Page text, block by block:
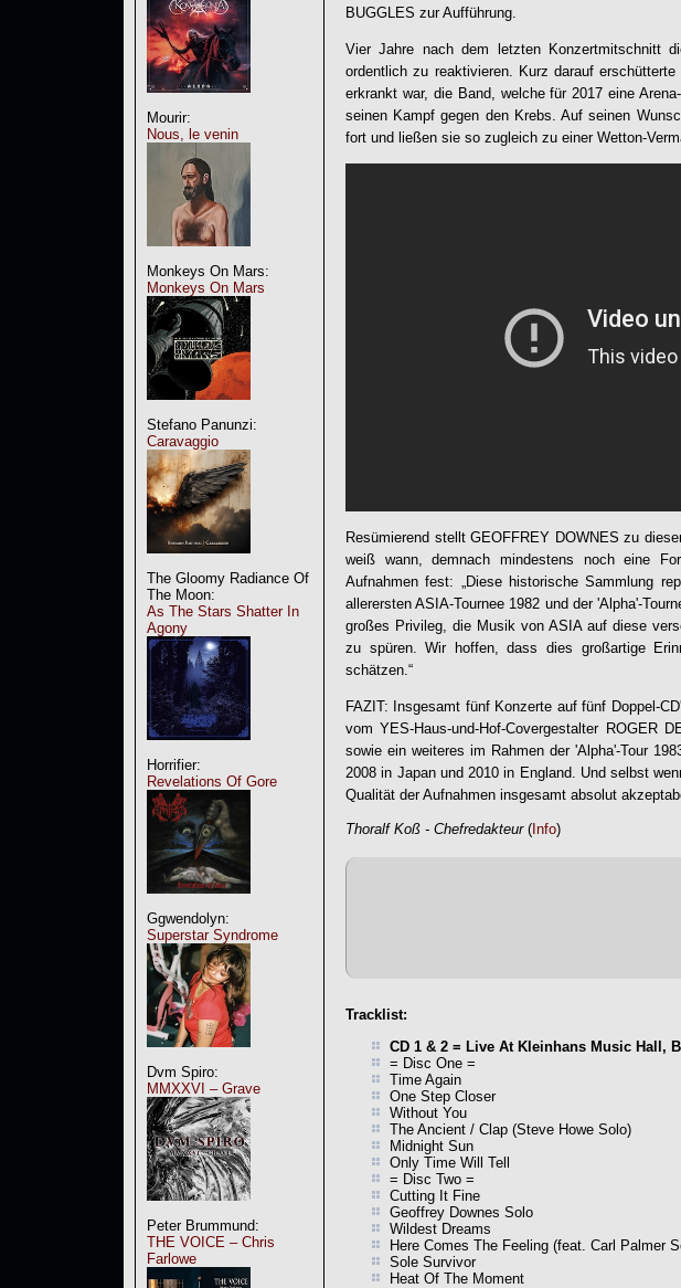
Mourir:
Nous, le venin
Monkeys On Mars:
Monkeys On Mars
Stefano Panunzi:
Caravaggio
The Gloomy Radiance Of
The Moon:
As The Stars Shatter In
Agony
Horrifier:
Revelations Of Gore
Ggwendolyn:
Superstar Syndrome
Dvm Spiro:
MMXXVI – Grave
Peter Brummund:
THE VOICE – Chris
Farlowe
BUGGLES zur Aufführung.
Vier Jahre nach dem letzten Konzertmitschnitt
ordentlich zu reaktivieren. Kurz darauf
erkrankt war, die Band, welche für 2017 eine
seinen Kampf gegen den Krebs. Auf seinen
fort und ließen sie so zugleich zu einer Wetton-
Resümierend stellt GEOFFREY DOWNES zu
weiß wann, demnach mindestens noch eine
Aufnahmen fest: „Diese historische Sammlung
allerersten ASIA-Tournee 1982 und der 'Alpha'-
großes Privileg, die Musik von ASIA auf diese
zu spüren. Wir hoffen, dass dies großartige
schätzen.“
FAZIT: Insgesamt fünf Konzerte auf fünf Doppel-
vom YES-Haus-und-Hof-Covergestalter ROGER
sowie ein weiteres im Rahmen der 'Alpha'-Tour
2008 in Japan und 2010 in England. Und selbst
Qualität der Aufnahmen insgesamt absolut
Thoralf Koß - Chefredakteur( Info)
Tracklist:
CD 1 & 2 = Live At Kleinhans Music Hall,
= Disc One =
Time Again
One Step Closer
Without You
The Ancient / Clap (Steve Howe Solo)
Midnight Sun
Only Time Will Tell
= Disc Two =
Cutting It Fine
Geoffrey Downes Solo
Wildest Dreams
Here Comes The Feeling (feat. Carl Palmer
Sole Survivor
Heat Of The Moment